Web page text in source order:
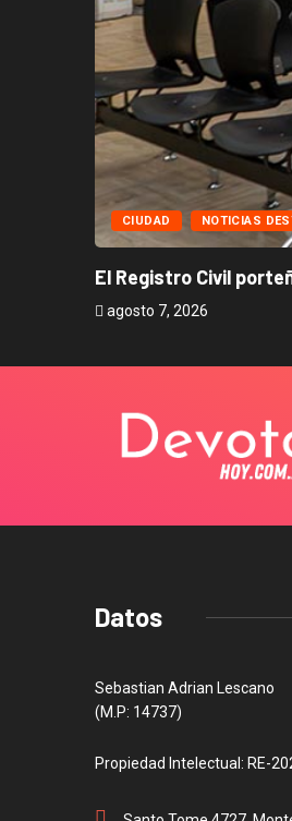
CIUDAD NOTICIAS
El Registro Civil
agosto 7, 2026
Datos
Sebastian Adrian Lescano
(M.P: 14737)
Propiedad Intelectual: RE-